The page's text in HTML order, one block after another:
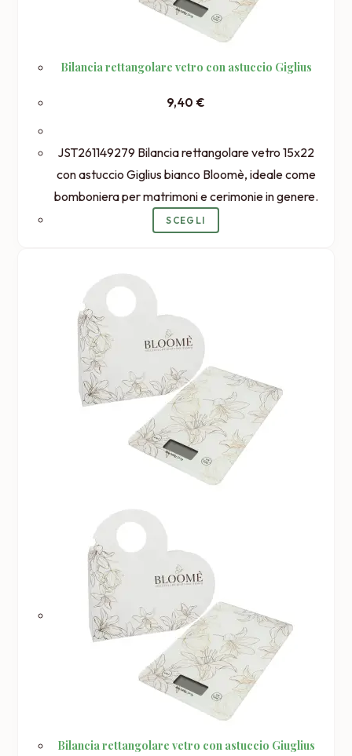
Bilancia rettangolare vetro con astuccio Giglius
9,40 €
JST261149279 Bilancia rettangolare vetro 15x22
con astuccio Giglius bianco Bloomè, ideale come
bomboniera per matrimoni e cerimonie in genere.
SCEGLI
Bilancia rettangolare vetro con astuccio Giuglius